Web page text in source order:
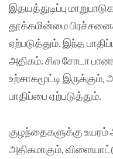
இதயத்துடிப்பு
தூக்கமின்மை
ஏற்படுத்தும். இந்த
அதிகம். சில சோடா
உற்சாகமூட்டி இருக்கும்,
பாதிப்பை ஏற்படுத்தும்.
குழந்தைகளுக்கு உயரம்
அதிகமாகும்,